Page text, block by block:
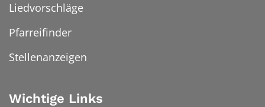
Liedvorschläge
Pfarreifinder
Stellenanzeigen
Wichtige Links